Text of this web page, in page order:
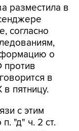
разместила в
согласно
о
против
в
пятницу.
с этим
"д" ч. 2 ст.